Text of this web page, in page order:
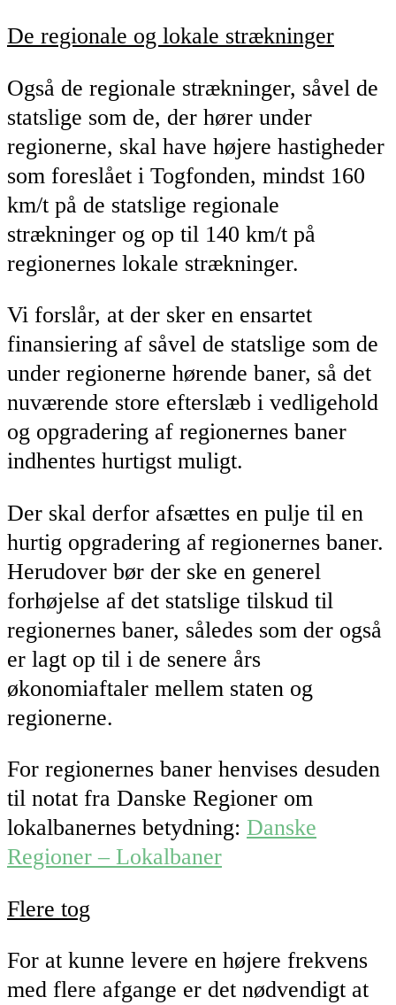
De regionale og lokale strækninger
Også de regionale strækninger, såvel de
statslige som de, der hører under
regionerne, skal have højere hastigheder
som foreslået i Togfonden, mindst 160
km/t på de statslige regionale
strækninger og op til 140 km/t på
regionernes lokale strækninger.
Vi forslår, at der sker en ensartet
finansiering af såvel de statslige som de
under regionerne hørende baner, så det
nuværende store efterslæb i vedligehold
og opgradering af regionernes baner
indhentes hurtigst muligt.
Der skal derfor afsættes en pulje til en
hurtig opgradering af regionernes baner.
Herudover bør der ske en generel
forhøjelse af det statslige tilskud til
regionernes baner, således som der også
er lagt op til i de senere års
økonomiaftaler mellem staten og
regionerne.
For regionernes baner henvises desuden
til notat fra Danske Regioner om
lokalbanernes betydning: Danske
Regioner – Lokalbaner
Flere tog
For at kunne levere en højere frekvens
med flere afgange er det nødvendigt at